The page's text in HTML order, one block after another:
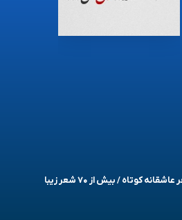
کوتاه / بیش از ۷۰ شعر زیبا